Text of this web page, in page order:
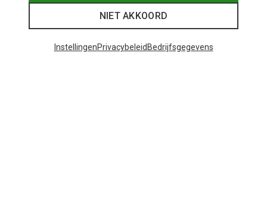
NIET AKKOORD
InstellingenPrivacybeleid Bedrijfsgegevens